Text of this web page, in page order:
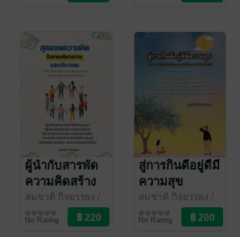
towards
work and life)
to wealth)
ผู้นำกับสารพัด
ความคิดสร้าง
ความสำเร็จจาก
งานและคน
(Leaders with
สมชาติ กิจยรรยง /
สมชาติไอบีซี
พัฒนาตนเอง
No Rating
สู่การกินดีอยู่ดีมี
ความสุข
(Towards
good eating,
good living
สมชาติ กิจยรรยง /
สมชาติไอบีซี
พัฒนาตนเอง
No Rating